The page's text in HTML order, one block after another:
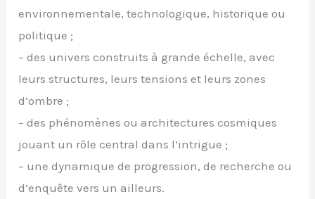
environnementale, technologique, historique ou
politique ;
– des univers construits à grande échelle, avec
leurs structures, leurs tensions et leurs zones
d’ombre ;
– des phénomènes ou architectures cosmiques
jouant un rôle central dans l’intrigue ;
– une dynamique de progression, de recherche ou
d’enquête vers un ailleurs.